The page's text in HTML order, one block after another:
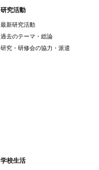
研究活動
最新研究活動
過去のテーマ・総論
研究・研修会の協力・派遣
学校生活